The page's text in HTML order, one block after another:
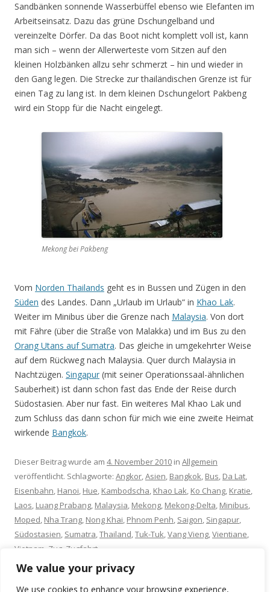
We value your privacy
We use cookies to enhance your browsing experience,
Sandbänken sonnende Wasserbüffel ebenso wie Elefanten im
Arbeitseinsatz. Dazu das grüne Dschungelband und
vereinzelte Dörfer. Da das Boot nicht komplett voll ist, kann
man sich – wenn der Allerwerteste vom Sitzen auf den
kleinen Holzbänken allzu sehr schmerzt – hin und wieder in
den Gang legen. Die Strecke zur thailändischen Grenze ist für
einen Tag zu lang ist. In dem kleinen Dschungelort Pakbeng
wird ein Stopp für die Nacht eingelegt.
Mekong bei Pakbeng
Vom Norden Thailands geht es in Bussen und Zügen in den
Süden des Landes. Dann „Urlaub im Urlaub“ in Khao Lak.
Weiter im Minibus über die Grenze nach Malaysia. Von dort
mit Fähre (über die Straße von Malakka) und im Bus zu den
Orang Utans auf Sumatra. Das gleiche in umgekehrter Weise
auf dem Rückweg nach Malaysia. Quer durch Malaysia in
Nachtzügen. Singapur (mit seiner Operationssaal-ähnlichen
Sauberheit) ist dann schon fast das Ende der Reise durch
Südostasien. Aber nur fast. Ein weiteres Mal Khao Lak und
zum Schluss das dann schon für mich wie eine zweite Heimat
wirkende Bangkok.
Dieser Beitrag wurde am 4. November 2010 in Allgemein
veröffentlicht. Schlagworte: Angkor,Asien, Bangkok, Bus, Da Lat,
Eisenbahn, Hanoi, Hue, Kambodscha, Khao Lak, Ko Chang, Kratie,
Laos, Luang Prabang, Malaysia, Mekong, Mekong-Delta, Minibus,
Moped, Nha Trang, Nong Khai, Phnom Penh, Saigon, Singapur,
Südostasien, Sumatra,Thailand,Tuk-Tuk,Vang Vieng,Vientiane,
Vietnam Zug Zugfahrt